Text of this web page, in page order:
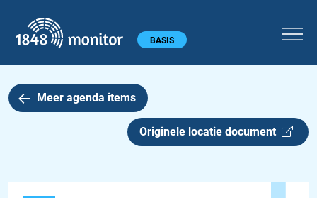
Hoofdmenu BASIS
Meer agenda items
Originele locatie document